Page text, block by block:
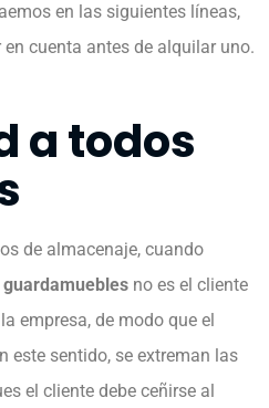
en las siguientes líneas,
cuenta antes de alquilar uno.
a todos
de almacenaje, cuando
no es el cliente
empresa, de modo que el
este sentido, se extreman las
el cliente debe ceñirse al